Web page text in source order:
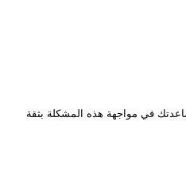
في مواجهة هذه المشكلة بثقة